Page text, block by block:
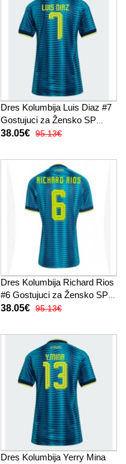
Dres Kolumbija Luis Diaz #7
Gostujuci za Žensko SP
2026 Kratak Rukav
38.05€ 95.13€
Dres Kolumbija Richard Rios
#6 Gostujuci za Žensko SP
2026 Kratak Rukav
38.05€ 95.13€
Dres Kolumbija Yerry Mina